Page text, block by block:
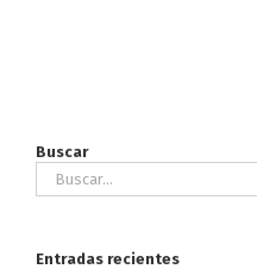
Buscar
Buscar:
Entradas recientes